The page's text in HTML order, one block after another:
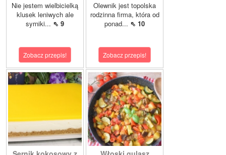
Nie jestem wielbicielką
klusek leniwych ale
syrniki... ⇖ 9
Zobacz przepis!
Olewnik jest topolska
rodzinna firma, która od
ponad... ⇖ 10
Zobacz przepis!